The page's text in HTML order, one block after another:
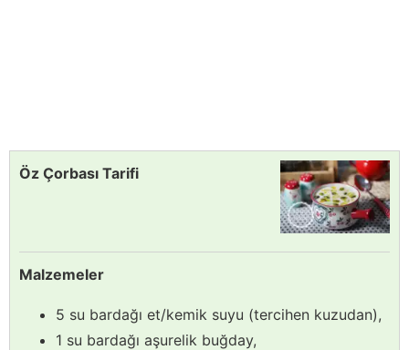
Öz Çorbası Tarifi
Malzemeler
5 su bardağı et/kemik suyu (tercihen kuzudan),
1 su bardağı aşurelik buğday,